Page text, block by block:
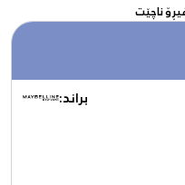
ناچێت
براند: